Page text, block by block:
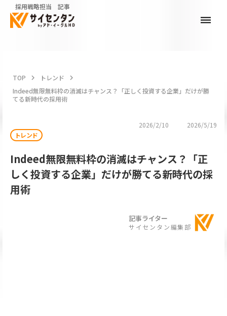
dehaze
TOP keyboard_arrow_right トレンド keyboard_arrow_right
Indeed無限無料枠の消滅はチャンス？「正しく投資する企業」だけが勝
てる新時代の採用術
2026/2/10
2026/5/19
トレンド
Indeed無限無料枠の消滅はチャンス？「正
しく投資する企業」だけが勝てる新時代の採
用術
記事ライター
サイセンタン編集部
採用戦略担当 記事